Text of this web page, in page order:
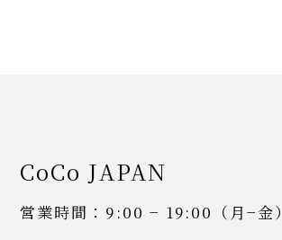
CoCo JAPAN
営業時間：9:00 − 19:00（月−金）